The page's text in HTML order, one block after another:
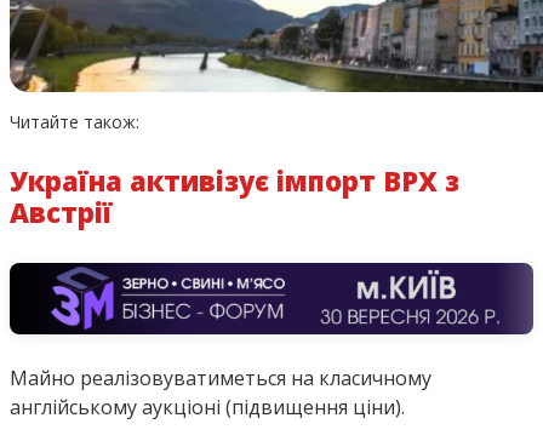
Читайте також:
Україна активізує імпорт ВРХ з
Австрії
Майно реалізовуватиметься на класичному
англійському аукціоні (підвищення ціни).